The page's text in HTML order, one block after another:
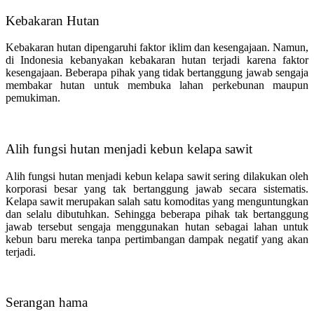
Kebakaran Hutan
Kebakaran hutan dipengaruhi faktor iklim dan kesengajaan. Namun,
di Indonesia kebanyakan kebakaran hutan terjadi karena faktor
kesengajaan. Beberapa pihak yang tidak bertanggung jawab sengaja
membakar hutan untuk membuka lahan perkebunan maupun
pemukiman.
Alih fungsi hutan menjadi kebun kelapa sawit
Alih fungsi hutan menjadi kebun kelapa sawit sering dilakukan oleh
korporasi besar yang tak bertanggung jawab secara sistematis.
Kelapa sawit merupakan salah satu komoditas yang menguntungkan
dan selalu dibutuhkan. Sehingga beberapa pihak tak bertanggung
jawab tersebut sengaja menggunakan hutan sebagai lahan untuk
kebun baru mereka tanpa pertimbangan dampak negatif yang akan
terjadi.
Serangan hama